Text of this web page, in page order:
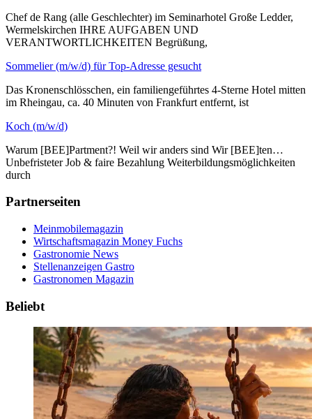
Chef de Rang (alle Geschlechter) im Seminarhotel Große Ledder,
Wermelskirchen IHRE AUFGABEN UND
VERANTWORTLICHKEITEN Begrüßung,
Sommelier (m/w/d) für Top-Adresse gesucht
Das Kronenschlösschen, ein familiengeführtes 4-Sterne Hotel mitten
im Rheingau, ca. 40 Minuten von Frankfurt entfernt, ist
Koch (m/w/d)
Warum [BEE]Partment?! Weil wir anders sind Wir [BEE]ten…
Unbefristeter Job & faire Bezahlung Weiterbildungsmöglichkeiten
durch
Partnerseiten
Meinmobilemagazin
Wirtschaftsmagazin Money Fuchs
Gastronomie News
Stellenanzeigen Gastro
Gastronomen Magazin
Beliebt